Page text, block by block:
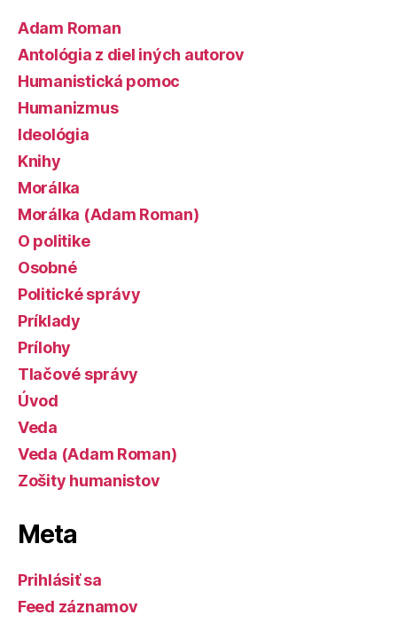
Adam Roman
Antológia z diel iných autorov
Humanistická pomoc
Humanizmus
Ideológia
Knihy
Morálka
Morálka (Adam Roman)
O politike
Osobné
Politické správy
Príklady
Prílohy
Tlačové správy
Úvod
Veda
Veda (Adam Roman)
Zošity humanistov
Meta
Prihlásiť sa
Feed záznamov